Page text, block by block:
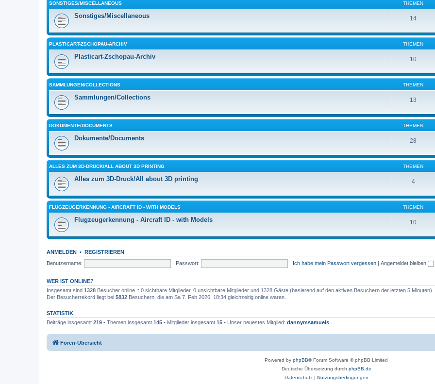
SONSTIGES/MISCELLANEOUS THEMEN
Sonstiges/Miscellaneous 14
PLASTICART-ZSCHOPAU-ARCHIV THEMEN
Plasticart-Zschopau-Archiv 10
SAMMLUNGEN/COLLECTIONS THEMEN
Sammlungen/Collections 13
DOKUMENTE/DOCUMENTS THEMEN
Dokumente/Documents 28
ALLES ZUM 3D-DRUCK/ALL ABOUT 3D PRINTING THEMEN
Alles zum 3D-Druck/All about 3D printing 4
FLUGZEUGERKENNUNG - AIRCRAFT ID - WITH MODELS THEMEN
Flugzeugerkennung - Aircraft ID - with Models 10
ANMELDEN • REGISTRIEREN
Benutzername:
Passwort: Ich habe mein Passwort vergessen | Angemeldet bleiben
WER IST ONLINE?
Insgesamt sind 1328 Besucher online :: 0 sichtbare Mitglieder, 0 unsichtbare Mitglieder und 1328 Gäste (basierend auf den aktiven Besuchern der letzten 5 Minuten)
Der Besucherrekord liegt bei 5832 Besuchern, die am Sa 7. Feb 2026, 18:34 gleichzeitig online waren.
STATISTIK
Beiträge insgesamt 219 • Themen insgesamt 145 • Mitglieder insgesamt 15 • Unser neuestes Mitglied: dannymsamuels
Foren-Übersicht
Powered by phpBB® Forum Software © phpBB Limited
Deutsche Übersetzung durch phpBB.de
Datenschutz| Nutzungsbedingungen